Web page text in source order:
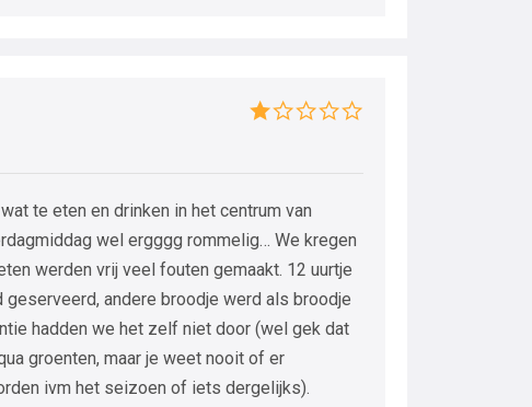
te eten en drinken in het centrum van
wel ergggg rommelig… We kregen
werden vrij veel fouten gemaakt. 12 uurtje
andere broodje werd als broodje
hadden we het zelf niet door (wel gek dat
groenten, maar je weet nooit of er
ivm het seizoen of iets dergelijks).